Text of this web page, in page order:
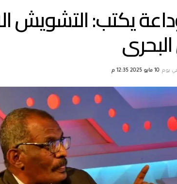
يكتب: التشويش
يوم 10 مايو 2025 12:35 م